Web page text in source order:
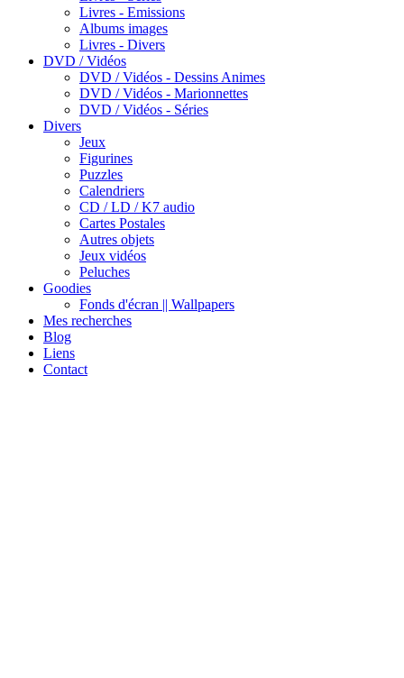
Livres - Emissions
Albums images
Livres - Divers
DVD / Vidéos
DVD / Vidéos - Dessins Animes
DVD / Vidéos - Marionnettes
DVD / Vidéos - Séries
Divers
Jeux
Figurines
Puzzles
Calendriers
CD / LD / K7 audio
Cartes Postales
Autres objets
Jeux vidéos
Peluches
Goodies
Fonds d'écran || Wallpapers
Mes recherches
Blog
Liens
Contact